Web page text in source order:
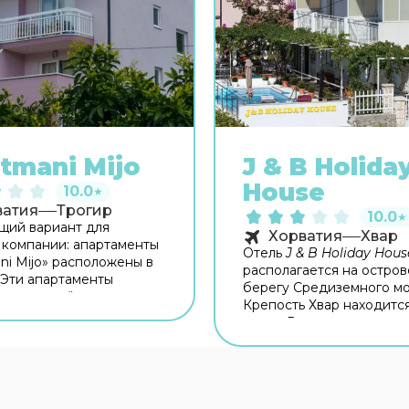
Mijo
10.0★
Трогир
вариант для
апартаменты
Mijo» расположены в
апартаменты
неподалёку от центра
на связи. Если вы
J & B
House
10.0★
Хорватия Хвар
ОтельJ & B Holiday
располагается на
берегу Средиземного
Крепость Хвар
отеля. Расстояние до